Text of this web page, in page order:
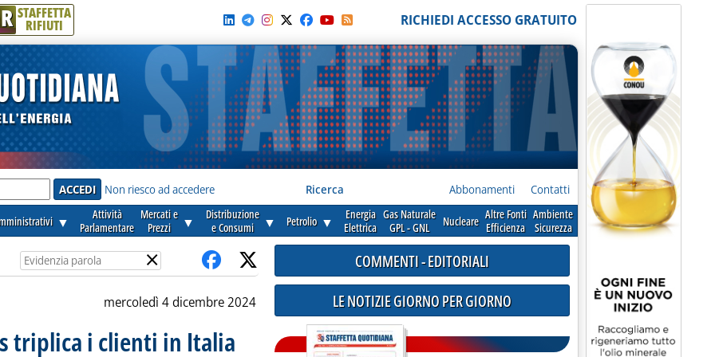
R STAFFETTA
RIFIUTI RICHIEDI ACCESSO GRATUITO
Non riesco ad accedere Ricerca Abbonamenti Contatti
▼
Attività
Parlamentare
Mercati e
Prezzi
▼
Distribuzione
e Consumi
▼ Petrolio ▼
Energia
Elettrica
Gas Naturale
GPL - GNL
Nucleare Altre Fonti
Efficienza
Ambiente
Sicurezza
×
mercoledì 4 dicembre 2024
triplica i clienti in Italia
COMMENTI - EDITORIALI
LE NOTIZIE GIORNO PER GIORNO